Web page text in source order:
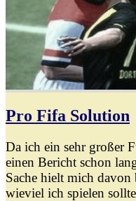
Pro Fifa Solution
Da ich ein sehr großer
einen Bericht schon
Sache hielt mich
wieviel ich spielen